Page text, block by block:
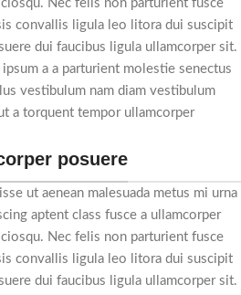
Nec felis non parturient fusce
convallis ligula leo litora dui suscipit
dui faucibus ligula ullamcorper sit.
a a parturient molestie senectus
vestibulum nam diam vestibulum
a torquent tempor ullamcorper
posuere
ut aenean malesuada metus mi urna
aptent class fusce a ullamcorper
Nec felis non parturient fusce
convallis ligula leo litora dui suscipit
dui faucibus ligula ullamcorper sit.